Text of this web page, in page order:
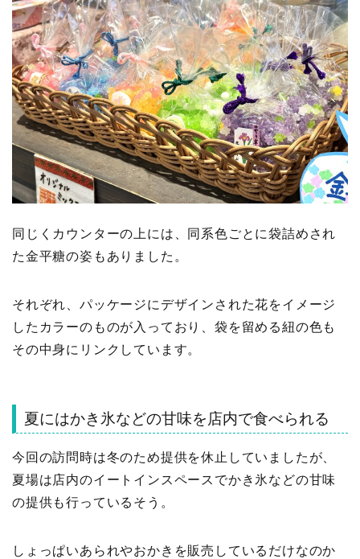
同じくカウンターの上には、同系色ごとに袋詰めされ
た金平糖の姿もありました。
それぞれ、パッケージにデザインされた花をイメージ
したカラーのものが入っており、袋を留める紐の色も
その中身にリンクしています。
夏にはかき氷などの甘味を店内で食べられる
今回の訪問時は冬のため提供を休止していましたが、
夏場は店内のイートインスペースでかき氷などの甘味
の提供も行っているそう。
しょっぱいあられやおかきを販売しているだけなのか